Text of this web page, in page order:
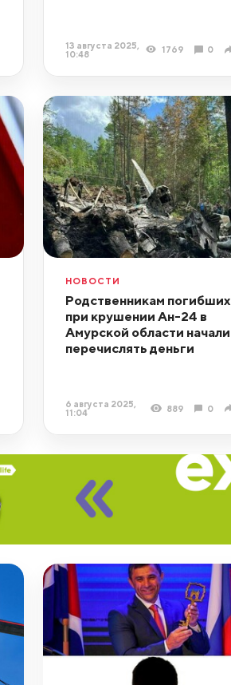
13 августа 2025,
10:48
1769 0
НОВОСТИ
Родственникам погибших
при крушении Ан-24 в
Амурской области начали
перечислять деньги
6 августа 2025,
11:04
889 0